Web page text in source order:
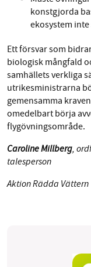
konstgjorda
ekosystem
Ett försvar som
biologisk mångfald
samhällets verkliga
utrikesministrarna
gemensamma
omedelbart börja
flygövningsområde.
Caroline Millberg,
talesperson
Aktion Rädda Vättern